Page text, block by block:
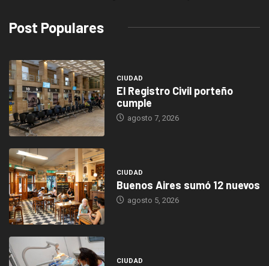
Post Populares
CIUDAD
El Registro Civil porteño
cumple
agosto 7, 2026
CIUDAD
Buenos Aires sumó 12 nuevos
agosto 5, 2026
CIUDAD